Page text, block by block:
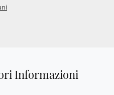
Informazioni